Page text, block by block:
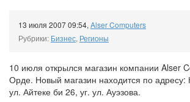
13 июля 2007 09:54, Alser Computers
Рубрики: Бизнес, Регионы
10 июля открылся магазин компании Alser
Орде. Новый магазин находится по
ул. Айтеке би 26, уг. ул. Ауэзова.